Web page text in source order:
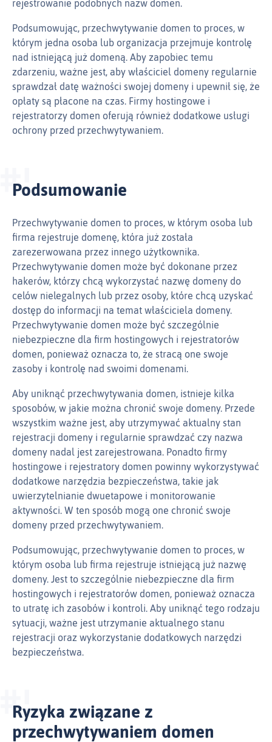
rejestrowanie podobnych nazw domen.
Podsumowując, przechwytywanie domen to proces, w
którym jedna osoba lub organizacja przejmuje kontrolę
nad istniejącą już domeną. Aby zapobiec temu
zdarzeniu, ważne jest, aby właściciel domeny regularnie
sprawdzał datę ważności swojej domeny i upewnił się, że
opłaty są płacone na czas. Firmy hostingowe i
rejestratorzy domen oferują również dodatkowe usługi
ochrony przed przechwytywaniem.
Podsumowanie
Przechwytywanie domen to proces, w którym osoba lub
firma rejestruje domenę, która już została
zarezerwowana przez innego użytkownika.
Przechwytywanie domen może być dokonane przez
hakerów, którzy chcą wykorzystać nazwę domeny do
celów nielegalnych lub przez osoby, które chcą uzyskać
dostęp do informacji na temat właściciela domeny.
Przechwytywanie domen może być szczególnie
niebezpieczne dla firm hostingowych i rejestratorów
domen, ponieważ oznacza to, że stracą one swoje
zasoby i kontrolę nad swoimi domenami.
Aby uniknąć przechwytywania domen, istnieje kilka
sposobów, w jakie można chronić swoje domeny. Przede
wszystkim ważne jest, aby utrzymywać aktualny stan
rejestracji domeny i regularnie sprawdzać czy nazwa
domeny nadal jest zarejestrowana. Ponadto firmy
hostingowe i rejestratory domen powinny wykorzystywać
dodatkowe narzędzia bezpieczeństwa, takie jak
uwierzytelnianie dwuetapowe i monitorowanie
aktywności. W ten sposób mogą one chronić swoje
domeny przed przechwytywaniem.
Podsumowując, przechwytywanie domen to proces, w
którym osoba lub firma rejestruje istniejącą już nazwę
domeny. Jest to szczególnie niebezpieczne dla firm
hostingowych i rejestratorów domen, ponieważ oznacza
to utratę ich zasobów i kontroli. Aby uniknąć tego rodzaju
sytuacji, ważne jest utrzymanie aktualnego stanu
rejestracji oraz wykorzystanie dodatkowych narzędzi
bezpieczeństwa.
Ryzyka związane z
przechwytywaniem domen